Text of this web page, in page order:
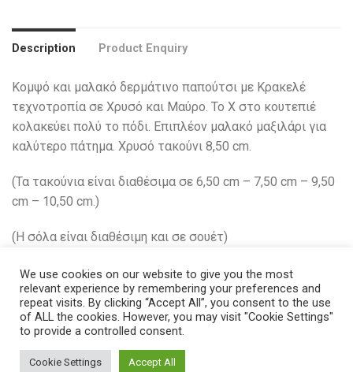
Description Product Enquiry
Κομψό και μαλακό δερμάτινο παπούτσι με Κρακελέ
τεχνοτροπία σε Χρυσό και Μαύρο. Το Χ στο κουτεπιέ
κολακεύει πολύ το πόδι. Επιπλέον μαλακό μαξιλάρι για
καλύτερο πάτημα. Χρυσό τακούνι 8,50 cm.
(Τα τακούνια είναι διαθέσιμα σε 6,50 cm – 7,50 cm – 9,50
cm – 10,50 cm.)
(H σόλα είναι διαθέσιμη και σε σουέτ)
Related Products
We use cookies on our website to give you the most
relevant experience by remembering your preferences and
repeat visits. By clicking “Accept All”, you consent to the use
of ALL the cookies. However, you may visit "Cookie Settings"
to provide a controlled consent.
Cookie Settings Accept All